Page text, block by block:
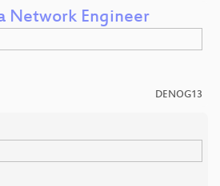
Network Engineer
DENOG13